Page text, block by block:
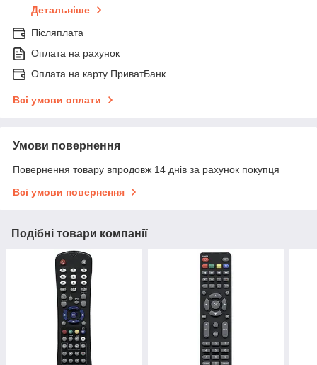
Детальніше
Післяплата
Оплата на рахунок
Оплата на карту ПриватБанк
Всі умови оплати
Умови повернення
Повернення товару впродовж 14 днів за рахунок покупця
Всі умови повернення
Подібні товари компанії